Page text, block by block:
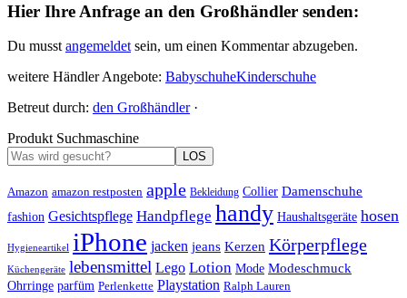
Hier Ihre Anfrage an den Großhändler senden:
Du musst angemeldet sein, um einen Kommentar abzugeben.
weitere Händler Angebote: BabyschuheKinderschuhe
Betreut durch: den Großhändler·
Produkt Suchmaschine
LOS
Amazon amazon restposten apple Bekleidung Collier Damenschuhe
fashion Gesichtspflege Handpflege handy Haushaltsgeräte hosen
Hygieneartikel iPhone jacken jeans Kerzen Körperpflege
Küchengeräte lebensmittel Lego Lotion Mode Modeschmuck
Ohrringe parfüm Perlenkette Playstation Ralph Lauren